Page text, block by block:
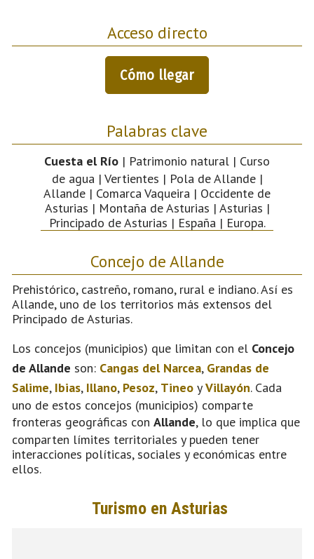
Acceso directo
Cómo llegar
Palabras clave
Cuesta el Río | Patrimonio natural | Curso
de agua | Vertientes | Pola de Allande |
Allande | Comarca Vaqueira | Occidente de
Asturias | Montaña de Asturias | Asturias |
Principado de Asturias | España | Europa.
Concejo de Allande
Prehistórico, castreño, romano, rural e indiano. Así es
Allande, uno de los territorios más extensos del
Principado de Asturias.
Los concejos (municipios) que limitan con el Concejo
de Allande son: Cangas del Narcea, Grandas de
Salime, Ibias, Illano, Pesoz, Tineo yVillayón. Cada
uno de estos concejos (municipios) comparte
fronteras geográficas con Allande, lo que implica que
comparten límites territoriales y pueden tener
interacciones políticas, sociales y económicas entre
ellos.